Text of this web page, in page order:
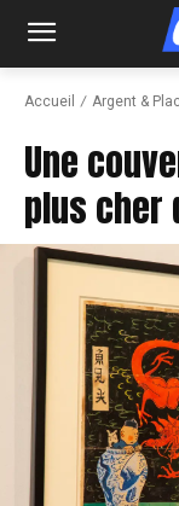
Accueil Argent &
Une
plus cher